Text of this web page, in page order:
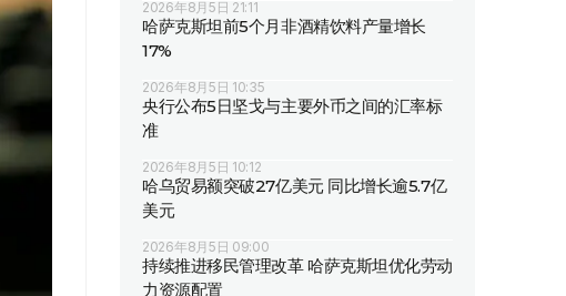
2026年8月5日 21:11
哈萨克斯坦前5个月非酒精饮料产量增长
17%
2026年8月5日 10:35
央行公布5日坚戈与主要外币之间的汇率标
准
2026年8月5日 10:12
哈乌贸易额突破27亿美元 同比增长逾5.7亿
美元
2026年8月5日 09:00
持续推进移民管理改革 哈萨克斯坦优化劳动
力资源配置